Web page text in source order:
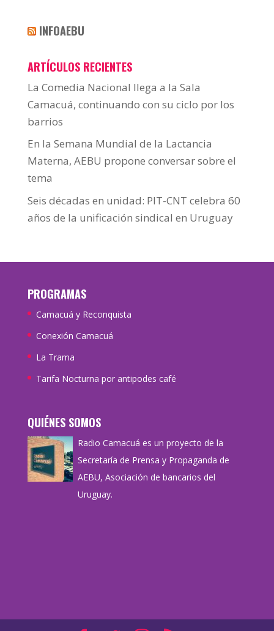
INFOAEBU
ARTÍCULOS RECIENTES
La Comedia Nacional llega a la Sala
Camacuá, continuando con su ciclo por los
barrios
En la Semana Mundial de la Lactancia
Materna, AEBU propone conversar sobre el
tema
Seis décadas en unidad: PIT-CNT celebra 60
años de la unificación sindical en Uruguay
PROGRAMAS
Camacuá y Reconquista
Conexión Camacuá
La Trama
Tarifa Nocturna por antipodes café
QUIÉNES SOMOS
Radio Camacuá es un proyecto de la
Secretaría de Prensa y Propaganda de
AEBU, Asociación de bancarios del
Uruguay.